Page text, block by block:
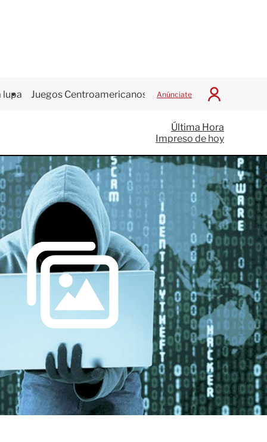
lupa Juegos Centroamericanos Anúnciate
I
c
i
a
r
e
s
i
ó
n
Última Hora
Impreso de hoy